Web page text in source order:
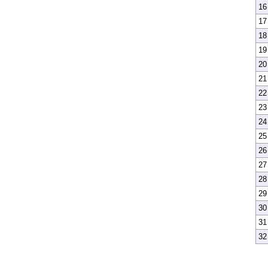
16
17
18
19
20
21
22
23
24
25
26
27
28
29
30
31
32